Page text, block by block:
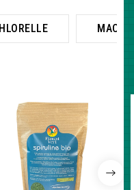
MACA